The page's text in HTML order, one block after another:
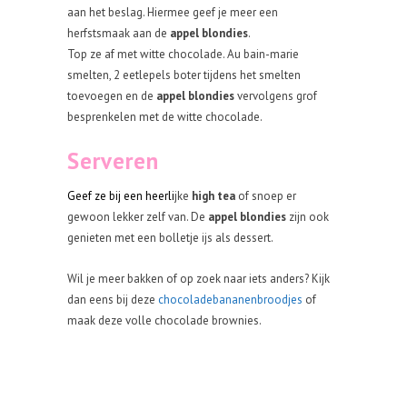
aan het beslag. Hiermee geef je meer een
herfstsmaak aan de appel blondies.
Top ze af met witte chocolade. Au bain-marie
smelten, 2 eetlepels boter tijdens het smelten
toevoegen en de appel blondiesvervolgens grof
besprenkelen met de witte chocolade.
Serveren
Geef ze bij een heerlijke high tea of snoep er
gewoon lekker zelf van. De appel blondies zijn ook
genieten met een bolletje ijs als dessert.
Wil je meer bakken of op zoek naar iets anders? Kijk
dan eens bij deze chocoladebananenbroodjes of
maak deze volle chocolade brownies.